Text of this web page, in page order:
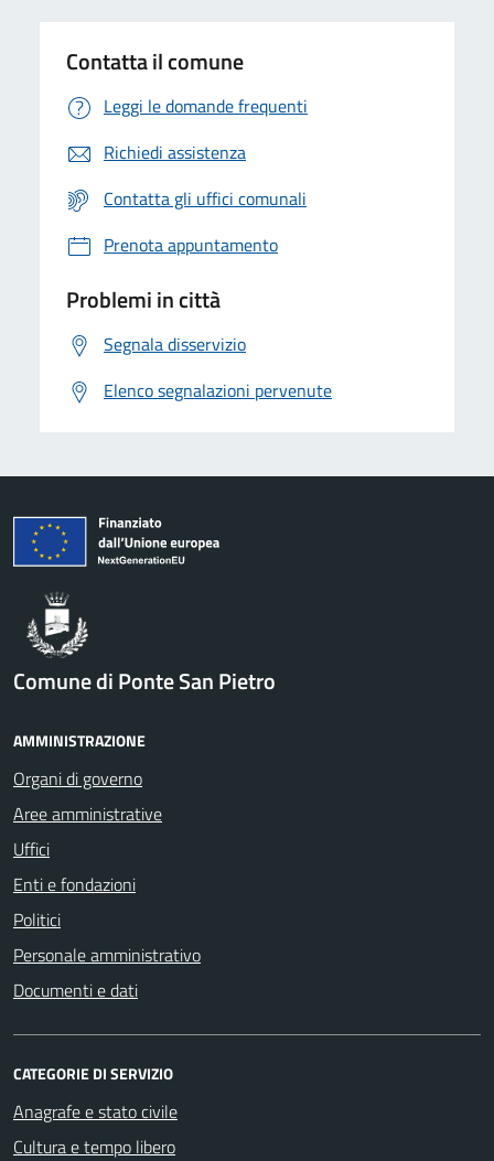
Contatta il comune
Leggi le domande frequenti
Richiedi assistenza
Contatta gli uffici comunali
Prenota appuntamento
Problemi in città
Segnala disservizio
Elenco segnalazioni pervenute
Comune di Ponte San Pietro
AMMINISTRAZIONE
Organi di governo
Aree amministrative
Uffici
Enti e fondazioni
Politici
Personale amministrativo
Documenti e dati
CATEGORIE DI SERVIZIO
Anagrafe e stato civile
Cultura e tempo libero